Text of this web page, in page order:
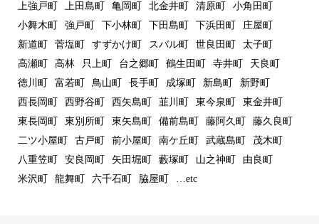
上強戸町
上田島町 亀岡町 北金井町 清原町
小角田町
小舞木町
強戸町 下小林町 下田島町 下浜田町
庄屋町
新道町
菅塩町 すずかけ町 スバル町 世良田町
太子町
高瀬町
高林 只上町 台之郷町 鶴生田町 寺井町
天良町
徳川町
富若町 鳥山町 長手町 成塚町 新島町
新野町
西長岡町
西野谷町 西矢島町 韮川町 東今泉町
東金井町
東長岡町
東別所町 東矢島町 備前島町 藤阿久町
藤久良町
二ツ小屋町
古戸町 前小屋町 南ケ丘町 武蔵島町
茂木町
八重笠町
安良岡町 矢田堀町 藪塚町 山之神町
由良町
米沢町
龍舞町 六千石町 脇屋町 …etc